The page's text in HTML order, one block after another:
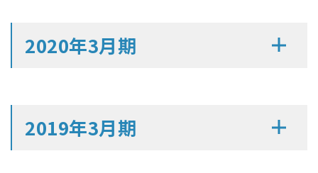
2020年3月期
2019年3月期